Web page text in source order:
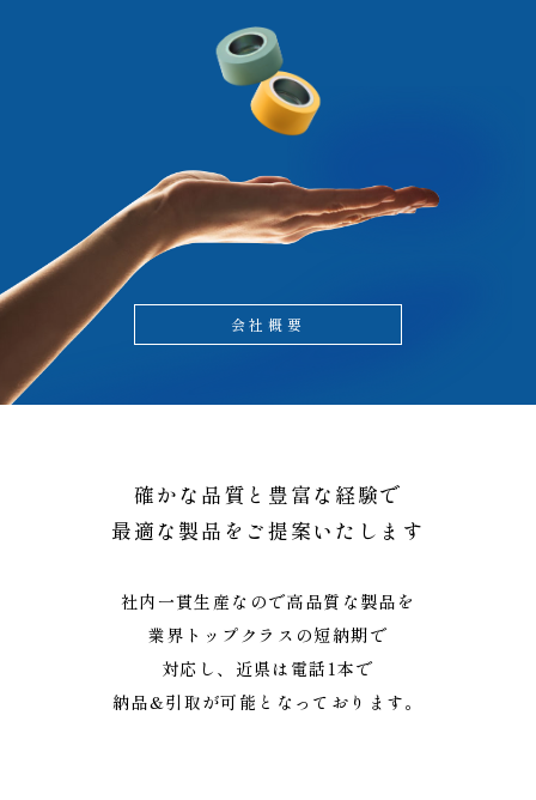
会社概要
確かな品質と豊富な経験で
最適な製品をご提案いたします
社内一貫生産なので高品質な製品を
業界トップクラスの短納期で
対応し、近県は電話1本で
納品&引取が可能となっております。